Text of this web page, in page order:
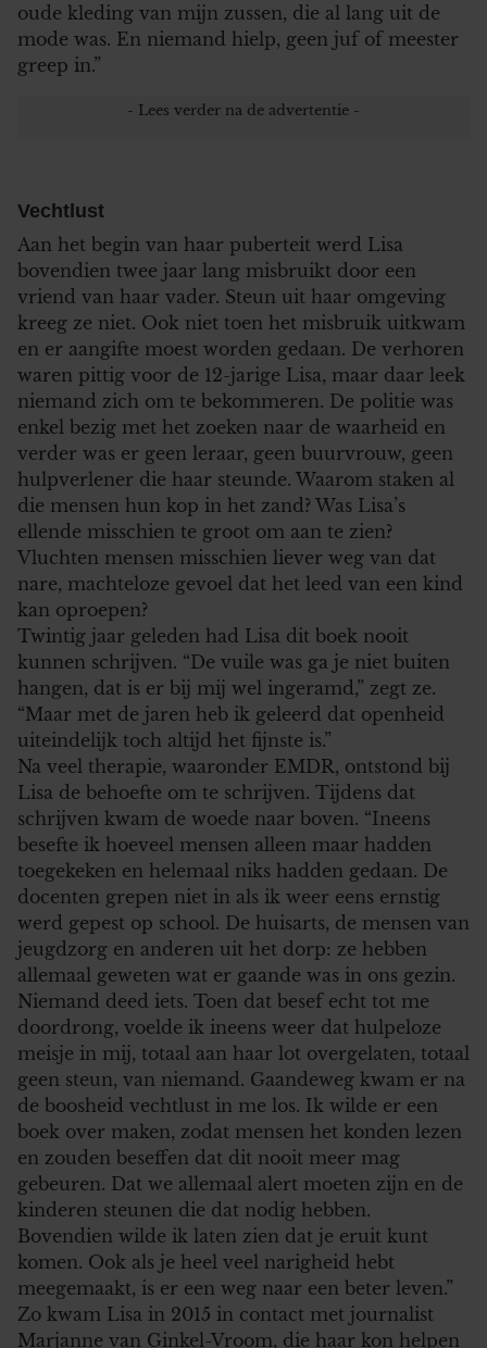
oude kleding van mijn zussen, die al lang uit de
mode was. En niemand hielp, geen juf of meester
greep in.”
Vechtlust
Aan het begin van haar puberteit werd Lisa
bovendien twee jaar lang misbruikt door een
vriend van haar vader. Steun uit haar omgeving
kreeg ze niet. Ook niet toen het misbruik uitkwam
en er aangifte moest worden gedaan. De verhoren
waren pittig voor de 12-jarige Lisa, maar daar leek
niemand zich om te bekommeren. De politie was
enkel bezig met het zoeken naar de waarheid en
verder was er geen leraar, geen buurvrouw, geen
hulpverlener die haar steunde. Waarom staken al
die mensen hun kop in het zand? Was Lisa’s
ellende misschien te groot om aan te zien?
Vluchten mensen misschien liever weg van dat
nare, machteloze gevoel dat het leed van een kind
kan oproepen?
Twintig jaar geleden had Lisa dit boek nooit
kunnen schrijven. “De vuile was ga je niet buiten
hangen, dat is er bij mij wel ingeramd,” zegt ze.
“Maar met de jaren heb ik geleerd dat openheid
uiteindelijk toch altijd het fijnste is.”
Na veel therapie, waaronder EMDR, ontstond bij
Lisa de behoefte om te schrijven. Tijdens dat
schrijven kwam de woede naar boven. “Ineens
besefte ik hoeveel mensen alleen maar hadden
toegekeken en helemaal niks hadden gedaan. De
docenten grepen niet in als ik weer eens ernstig
werd gepest op school. De huisarts, de mensen van
jeugdzorg en anderen uit het dorp: ze hebben
allemaal geweten wat er gaande was in ons gezin.
Niemand deed iets. Toen dat besef echt tot me
doordrong, voelde ik ineens weer dat hulpeloze
meisje in mij, totaal aan haar lot overgelaten, totaal
geen steun, van niemand. Gaandeweg kwam er na
de boosheid vechtlust in me los. Ik wilde er een
boek over maken, zodat mensen het konden lezen
en zouden beseffen dat dit nooit meer mag
gebeuren. Dat we allemaal alert moeten zijn en de
kinderen steunen die dat nodig hebben.
Bovendien wilde ik laten zien dat je eruit kunt
komen. Ook als je heel veel narigheid hebt
meegemaakt, is er een weg naar een beter leven.”
Zo kwam Lisa in 2015 in contact met journalist
Marjanne van Ginkel-Vroom, die haar kon helpen